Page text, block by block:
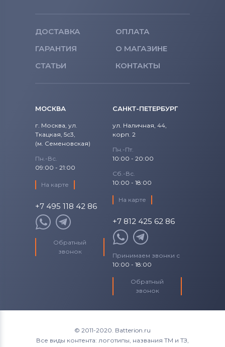
ДОСТАВКА
ОПЛАТА
ГАРАНТИЯ
О МАГАЗИНЕ
СТАТЬИ
КОНТАКТЫ
МОСКВА
г. Москва, ул.
Ткацкая, 5с3,
(м. Семеновская)
Пн.-Вс.
09:00 - 21:00
На карте
+7 495 118 42 86
Обратный
звонок
САНКТ-ПЕТЕРБУРГ
ул. Наличная, 44,
корп. 2
Пн.-Пт.
10:00 - 20:00
Сб.-Вс.
10:00 - 18:00
На карте
+7 812 425 62 86
Принимаем звонки с
10:00 - 18:00
Обратный
звонок
© 2011-2020. Batterion.ru
Все виды контента: логотипы, названия ТМ и ТЗ,